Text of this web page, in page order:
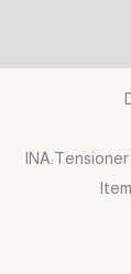
INA: